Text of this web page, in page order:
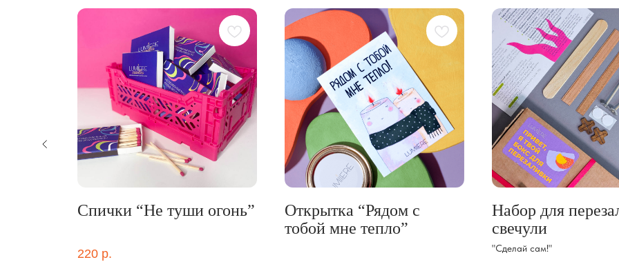
Спички “Не туши огонь”
220 р.
Открытка “Рядом с
тобой мне тепло”
Набор для
свечули
"Сделай сам!"